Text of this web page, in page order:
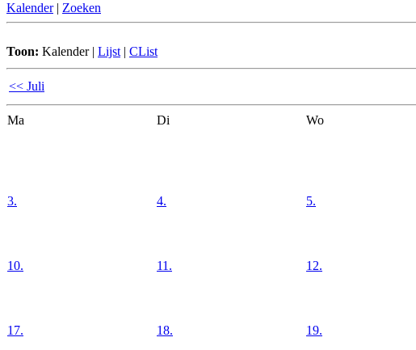
Kalender | Zoeken
Toon: Kalender| Lijst | CList
<< Juli
Ma Di Wo
3. 4. 5.
10. 11. 12.
17. 18. 19.